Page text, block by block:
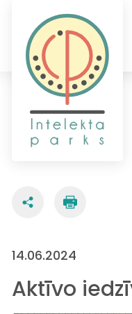
14.06.2024
Aktīvo